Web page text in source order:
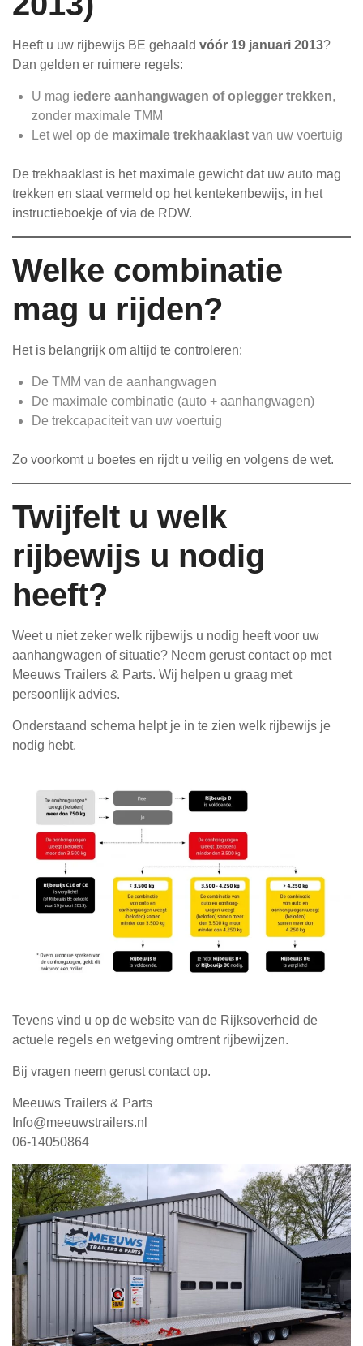
Heeft u uw rijbewijs BE gehaald vóór 19 januari 2013?
Dan gelden er ruimere regels:
U mag iedere aanhangwagen of oplegger trekken,
zonder maximale TMM
Let wel op de maximale trekhaaklast van uw voertuig
De trekhaaklast is het maximale gewicht dat uw auto mag
trekken en staat vermeld op het kentekenbewijs, in het
instructieboekje of via de RDW.
Welke combinatie
mag u rijden?
Het is belangrijk om altijd te controleren:
De TMM van de aanhangwagen
De maximale combinatie (auto + aanhangwagen)
De trekcapaciteit van uw voertuig
Zo voorkomt u boetes en rijdt u veilig en volgens de wet.
Twijfelt u welk
rijbewijs u nodig
heeft?
Weet u niet zeker welk rijbewijs u nodig heeft voor uw
aanhangwagen of situatie? Neem gerust contact op met
Meeuws Trailers & Parts. Wij helpen u graag met
persoonlijk advies.
Onderstaand schema helpt je in te zien welk rijbewijs je
nodig hebt.
Tevens vind u op de website van de Rijksoverheid de
actuele regels en wetgeving omtrent rijbewijzen.
Bij vragen neem gerust contact op.
Meeuws Trailers & Parts
Info@meeuwstrailers.nl
06-14050864